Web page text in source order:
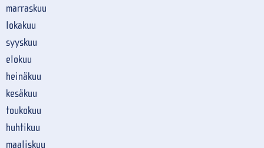
marraskuu
lokakuu
syyskuu
elokuu
heinäkuu
kesäkuu
toukokuu
huhtikuu
maaliskuu